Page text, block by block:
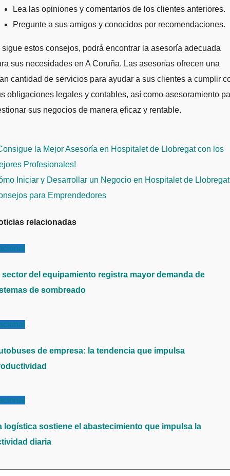
Lea las opiniones y comentarios de los clientes anteriores.
Pregunte a sus amigos y conocidos por recomendaciones.
sigue estos consejos, podrá encontrar la asesoría adecuada
sus necesidades en A Coruña. Las asesorías ofrecen una
cantidad de servicios para ayudar a sus clientes a cumplir
obligaciones legales y contables, así como asesoramiento
sus negocios de manera eficaz y rentable.
la Mejor Asesoría en Hospitalet de Llobregat con los
Profesionales!
Iniciar y Desarrollar un Negocio en Hospitalet de
para Emprendedores
relacionadas
sector del equipamiento registra mayor demanda de
de sombreado
de empresa: la tendencia que impulsa
logística sostiene el abastecimiento que impulsa la
diaria